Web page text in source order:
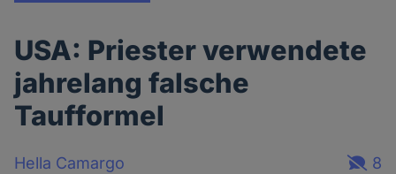
USA: Priester verwendete
jahrelang falsche
Taufformel
Hella Camargo
8